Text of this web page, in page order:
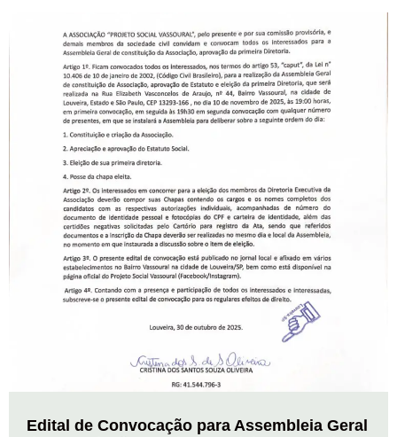
Edital de Convocação para Assembleia Geral